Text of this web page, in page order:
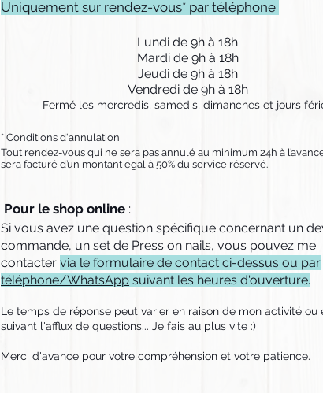
Uniquement sur rendez-vous* par téléphone
Lundi de 9h à 18h
Mardi de 9h à 18h
Jeudi de 9h à 18h
Vendredi de 9h à 18h
Fermé les mercredis, samedis, dimanches et jours
* Conditions d'annulation
Tout rendez-vous qui ne sera pas annulé au minimum 24h à
sera facturé d’un montant égal à 50% du service réservé.
Pour le shop online :
Si vous avez une question spécifique concernant un
commande, un set de Press on nails, vous pouvez me
contacter via le formulaire de contact ci-dessus ou par
téléphone/WhatsApp suivant les heures d'ouverture.
Le temps de réponse peut varier en raison de mon activité ou
suivant l'afflux de questions... Je fais au plus vite :)
Merci d'avance pour votre compréhension et votre patience.